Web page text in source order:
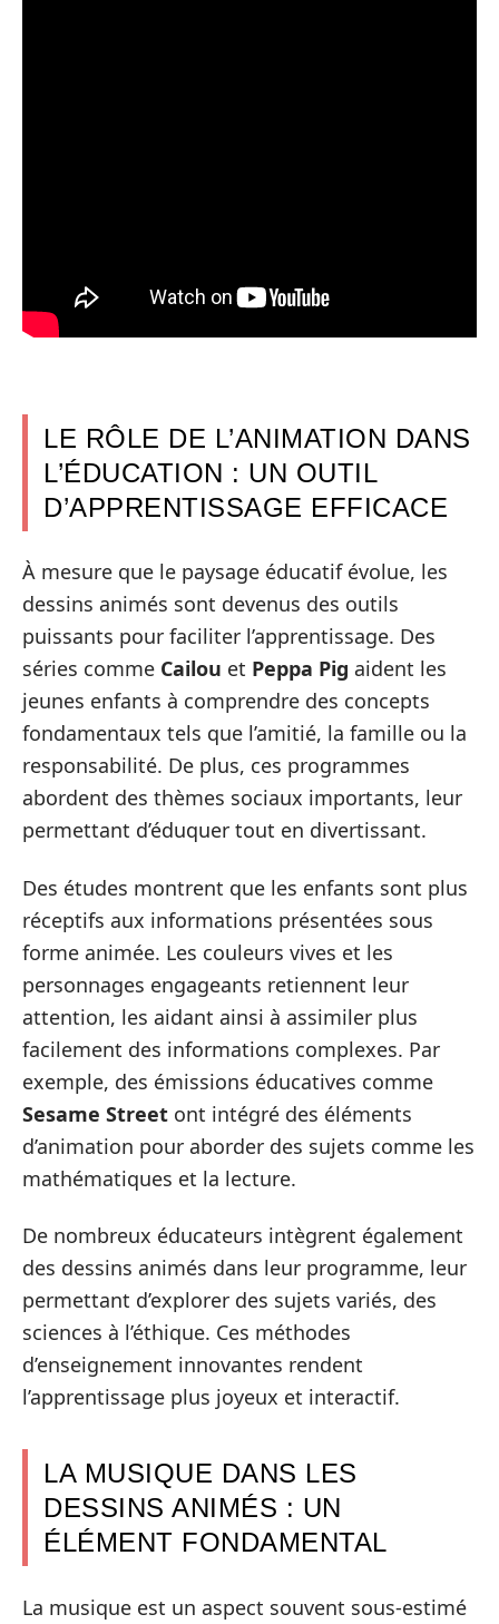
LE RÔLE DE L’ANIMATION DANS
L’ÉDUCATION : UN OUTIL
D’APPRENTISSAGE EFFICACE
À mesure que le paysage éducatif évolue, les
dessins animés sont devenus des outils
puissants pour faciliter l’apprentissage. Des
séries comme Cailou et Peppa Pig aident les
jeunes enfants à comprendre des concepts
fondamentaux tels que l’amitié, la famille ou la
responsabilité. De plus, ces programmes
abordent des thèmes sociaux importants, leur
permettant d’éduquer tout en divertissant.
Des études montrent que les enfants sont plus
réceptifs aux informations présentées sous
forme animée. Les couleurs vives et les
personnages engageants retiennent leur
attention, les aidant ainsi à assimiler plus
facilement des informations complexes. Par
exemple, des émissions éducatives comme
Sesame Street ont intégré des éléments
d’animation pour aborder des sujets comme les
mathématiques et la lecture.
De nombreux éducateurs intègrent également
des dessins animés dans leur programme, leur
permettant d’explorer des sujets variés, des
sciences à l’éthique. Ces méthodes
d’enseignement innovantes rendent
l’apprentissage plus joyeux et interactif.
LA MUSIQUE DANS LES
DESSINS ANIMÉS : UN
ÉLÉMENT FONDAMENTAL
La musique est un aspect souvent sous-estimé